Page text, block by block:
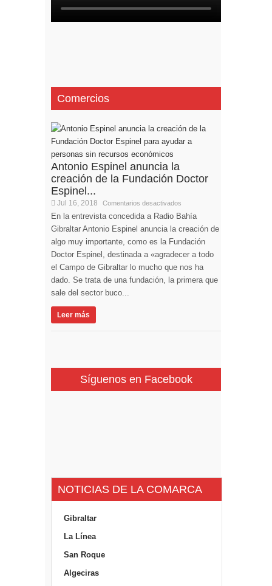
Comercios
Antonio Espinel anuncia la
creación de la Fundación Doctor
Espinel...
Jul 16, 2018 Comentarios desactivados
En la entrevista concedida a Radio Bahía
Gibraltar Antonio Espinel anuncia la creación de
algo muy importante, como es la Fundación
Doctor Espinel, destinada a «agradecer a todo
el Campo de Gibraltar lo mucho que nos ha
dado. Se trata de una fundación, la primera que
sale del sector buco...
Leer más
Síguenos en Facebook
NOTICIAS DE LA COMARCA
Gibraltar
La Línea
San Roque
Algeciras